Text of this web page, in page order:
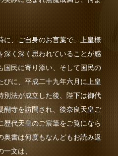
に、ご自身のお言葉で、上皇様
深く深く思われていることが感
国民に寄り添い、そして国民の
びに、平成二十九年六月に上皇
別法が成立した後、陛下は御代
醐寺を訪問され、後奈良天皇ご
歴代天皇のご宸筆をご覧になら
奥書は何度もなんどもお読み返
一文は、